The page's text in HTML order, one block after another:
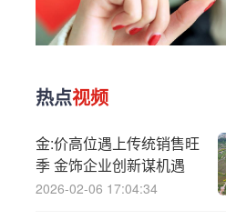
热点视频
金:价高位遇上传统销售旺
季 金饰企业创新谋机遇
2026-02-06 17:04:34